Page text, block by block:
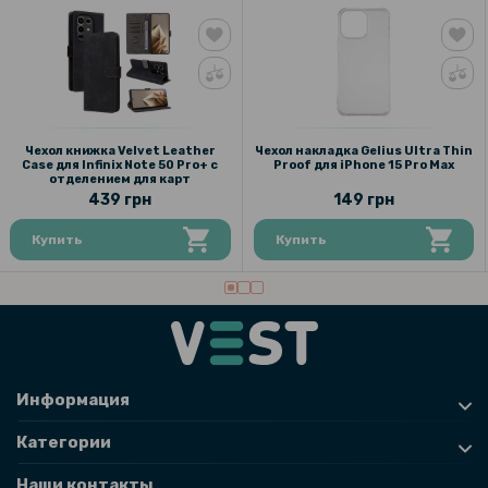
161 грн
189 грн
Закаленное защитное стекло Full Screen Tempered Glass для
Xiaomi 13T / 13T Pro, Black
119 грн
149 грн
169 грн
Чехол накладка Silicone Adds 6D для Xiaomi 13T / 13T Pro / K60
Чехол книжка Velvet Leather
Case для Infinix Note 50 Pro+ с
отделением для карт
439 грн
Купить
Чехол накладка Gelius Ultra Thin
Proof для iPhone 15 Pro Max
149 грн
Купить
Информация
Категории